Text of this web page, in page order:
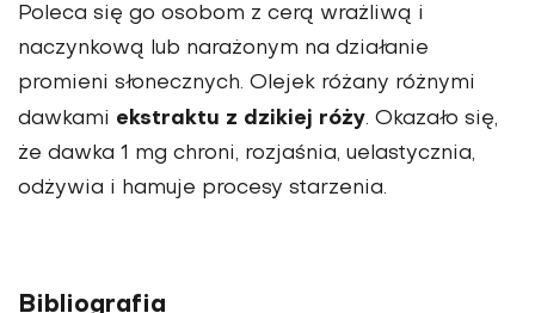
Poleca się go osobom z cerą wrażliwą i
naczynkową lub narażonym na działanie
promieni słonecznych. Olejek różany różnymi
dawkami ekstraktu z dzikiej róży. Okazało się,
że dawka 1 mg chroni, rozjaśnia, uelastycznia,
odżywia i hamuje procesy starzenia.
Bibliografia